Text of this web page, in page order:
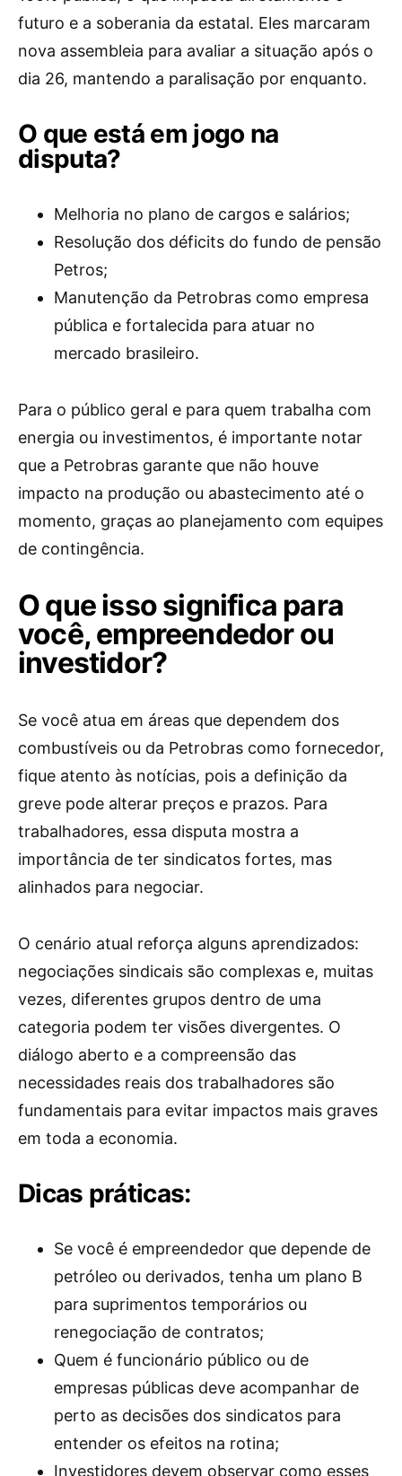
futuro e a soberania da estatal. Eles marcaram
nova assembleia para avaliar a situação após o
dia 26, mantendo a paralisação por enquanto.
O que está em jogo na
disputa?
Melhoria no plano de cargos e salários;
Resolução dos déficits do fundo de pensão
Petros;
Manutenção da Petrobras como empresa
pública e fortalecida para atuar no
mercado brasileiro.
Para o público geral e para quem trabalha com
energia ou investimentos, é importante notar
que a Petrobras garante que não houve
impacto na produção ou abastecimento até o
momento, graças ao planejamento com equipes
de contingência.
O que isso significa para
você, empreendedor ou
investidor?
Se você atua em áreas que dependem dos
combustíveis ou da Petrobras como fornecedor,
fique atento às notícias, pois a definição da
greve pode alterar preços e prazos. Para
trabalhadores, essa disputa mostra a
importância de ter sindicatos fortes, mas
alinhados para negociar.
O cenário atual reforça alguns aprendizados:
negociações sindicais são complexas e, muitas
vezes, diferentes grupos dentro de uma
categoria podem ter visões divergentes. O
diálogo aberto e a compreensão das
necessidades reais dos trabalhadores são
fundamentais para evitar impactos mais graves
em toda a economia.
Dicas práticas:
Se você é empreendedor que depende de
petróleo ou derivados, tenha um plano B
para suprimentos temporários ou
renegociação de contratos;
Quem é funcionário público ou de
empresas públicas deve acompanhar de
perto as decisões dos sindicatos para
entender os efeitos na rotina;
Investidores devem observar como esses